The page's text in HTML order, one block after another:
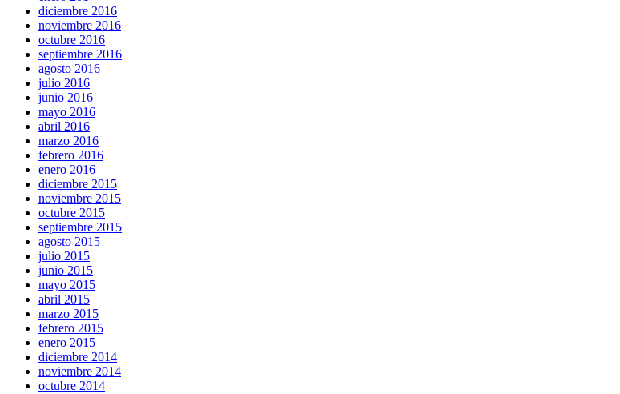
diciembre 2016
noviembre 2016
octubre 2016
septiembre 2016
agosto 2016
julio 2016
junio 2016
mayo 2016
abril 2016
marzo 2016
febrero 2016
enero 2016
diciembre 2015
noviembre 2015
octubre 2015
septiembre 2015
agosto 2015
julio 2015
junio 2015
mayo 2015
abril 2015
marzo 2015
febrero 2015
enero 2015
diciembre 2014
noviembre 2014
octubre 2014